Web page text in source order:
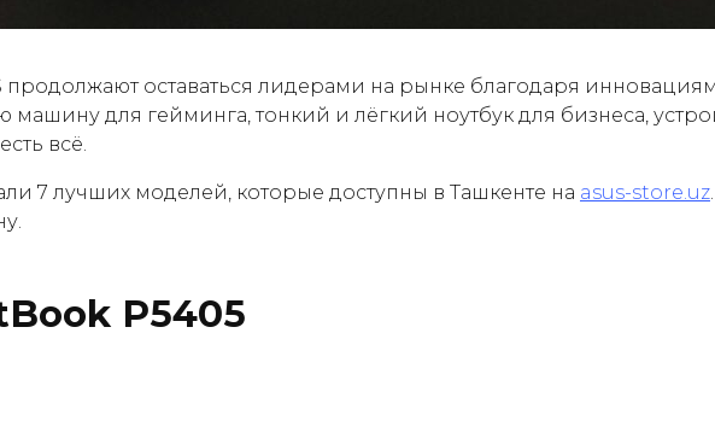
продолжают оставаться лидерами на рынке благодаря
для гейминга, тонкий и лёгкий ноутбук для бизнеса,
всё.
7 лучших моделей, которые доступны в Ташкенте на asus-store.uz
P5405